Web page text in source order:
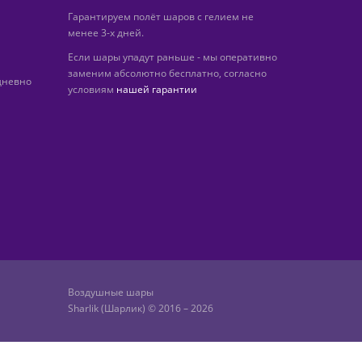
Гарантируем полёт шаров с гелием не
менее 3-х дней.
Если шары упадут раньше - мы оперативно
заменим абсолютно бесплатно, согласно
условиям нашей гарантии
Воздушные шары
Sharlik (Шарлик) © 2016 – 2026